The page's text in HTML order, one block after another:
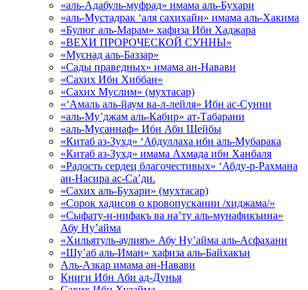
«аль-Адабуль-муфрад» имама аль-Бухари
«аль-Мустадрак ‘аля сахихайн» имама аль-Хакима
«Булюг аль-Марам» хафиза Ибн Хаджара
«ВЕХИ ПРОРОЧЕСКОЙ СУННЫ»
«Муснад аль-Баззар»
«Сады праведных» имама ан-Навави
«Сахих Ибн Хиббан»
«Сахих Муслим» (мухтасар)
«‘Амаль аль-йаум ва-л-лейля» Ибн ас-Сунни
«аль-Му’джам аль-Кабир» ат-Табарани
«аль-Мусаннаф» Ибн Аби Шейбы
«Китаб аз-Зухд» ‘Абдуллаха ибн аль-Мубарака
«Китаб аз-Зухд» имама Ахмада ибн Ханбаля
«Радость сердец благочестивых» ‘Абду-р-Рахмана
ан-Насира ас-Са’ди.
«Сахих аль-Бухари» (мухтасар)
«Сорок хадисов о кровопускании /хиджама/»
«Сыфату-н-нифакъ ва на’ту аль-мунафикъина»
Абу Ну’айма
«Хильятуль-аулияъ» Абу Ну’айма аль-Асфахани
«Шу’аб аль-Иман» хафиза аль-Байхакъи
Аль-Азкар имама ан-Навави
Книги Ибн Аби ад-Дунья